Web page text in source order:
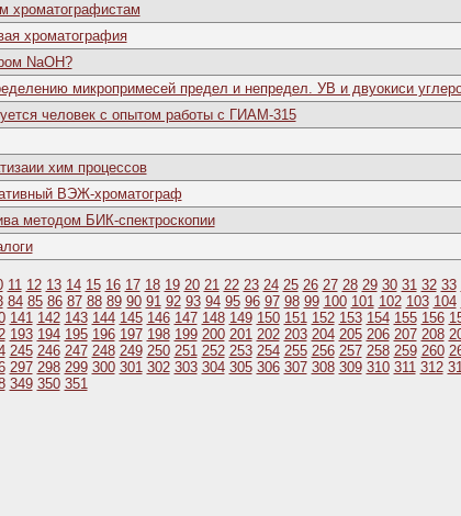
хроматографистам
хроматография
NaOH?
микропримесей предел и непредел. УВ и двуокиси
человек с опытом работы с ГИАМ-315
хим процессов
ВЭЖ-хроматограф
методом БИК-спектроскопии
11 12 13 14 15 16 17 18 19 20 21 22 23 24 25 26 27 28 29 30 31 32 33
84 85 86 87 88 89 90 91 92 93 94 95 96 97 98 99 100 101 102 103 104
141 142 143 144 145 146 147 148 149 150 151 152 153 154 155 156
193 194 195 196 197 198 199 200 201 202 203 204 205 206 207 208
245 246 247 248 249 250 251 252 253 254 255 256 257 258 259 260
297 298 299 300 301 302 303 304 305 306 307 308 309 310 311 312
349 350 351